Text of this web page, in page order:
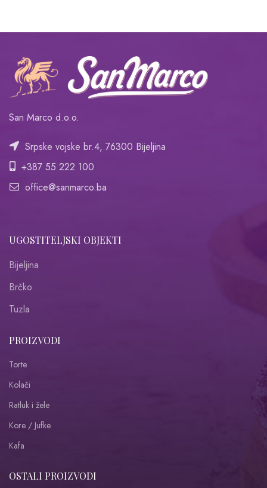
San Marco d.o.o.
Srpske vojske br.4, 76300 Bijeljina
+387 55 222 100
office@sanmarco.ba
UGOSTITELJSKI OBJEKTI
Bijeljina
Brčko
Tuzla
PROIZVODI
Torte
Kolači
Ratluk i žele
Kore / Jufke
Kafa
OSTALI PROIZVODI